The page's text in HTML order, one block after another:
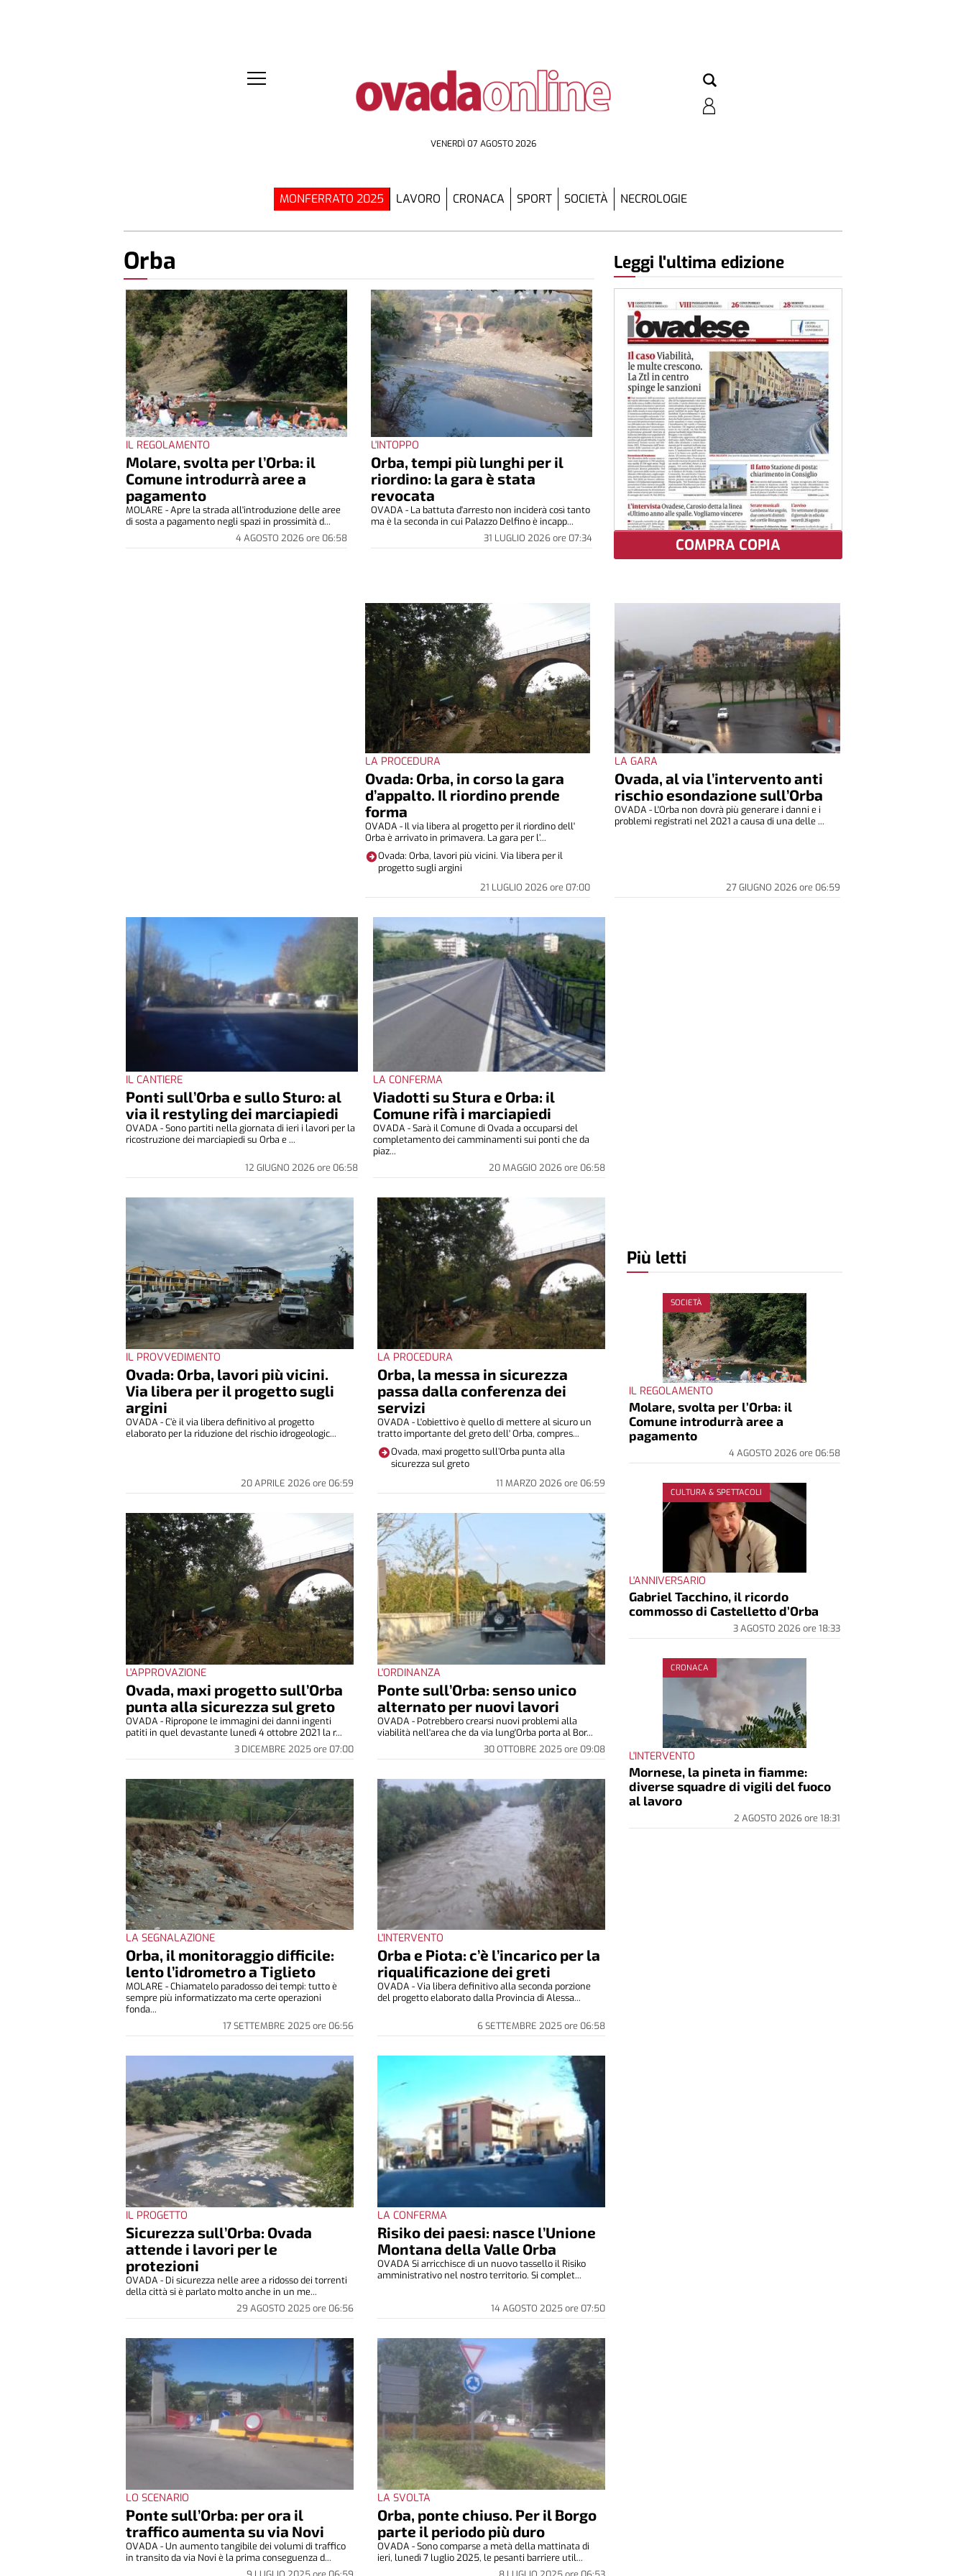
VENERDÌ 07 AGOSTO 2026
MONFERRATO 2025 LAVORO CRONACA SPORT SOCIETÀ NECROLOGIE
Orba
IL REGOLAMENTO
Molare, svolta per l’Orba: il
Comune introdurrà aree a
pagamento
4 AGOSTO 2026ore 06:58
MOLARE - Apre la strada all'introduzione delle aree
di sosta a pagamento negli spazi in prossimità d...
L'INTOPPO
Orba, tempi più lunghi per il
riordino: la gara è stata
revocata
31 LUGLIO 2026ore 07:34
OVADA - La battuta d'arresto non inciderà così tanto
ma è la seconda in cui Palazzo Delfino è incapp...
Leggi l'ultima edizione
COMPRA COPIA
LA PROCEDURA
Ovada: Orba, in corso la gara
d’appalto. Il riordino prende
forma
21 LUGLIO 2026ore 07:00
OVADA - Il via libera al progetto per il riordino dell'
Orba è arrivato in primavera. La gara per l’...
Ovada: Orba, lavori più vicini. Via libera per il
progetto sugli argini
LA GARA
Ovada, al via l’intervento anti
rischio esondazione sull’Orba
27 GIUGNO 2026ore 06:59
OVADA - L'Orba non dovrà più generare i danni e i
problemi registrati nel 2021 a causa di una delle ...
IL CANTIERE
Ponti sull’Orba e sullo Sturo: al
via il restyling dei marciapiedi
12 GIUGNO 2026ore 06:58
OVADA - Sono partiti nella giornata di ieri i lavori per la
ricostruzione dei marciapiedi su Orba e ...
LA CONFERMA
Viadotti su Stura e Orba: il
Comune rifà i marciapiedi
20 MAGGIO 2026ore 06:58
OVADA - Sarà il Comune di Ovada a occuparsi del
completamento dei camminamenti sui ponti che da
piaz...
IL PROVVEDIMENTO
Ovada: Orba, lavori più vicini.
Via libera per il progetto sugli
argini
20 APRILE 2026ore 06:59
OVADA - C’è il via libera definitivo al progetto
elaborato per la riduzione del rischio idrogeologic...
LA PROCEDURA
Orba, la messa in sicurezza
passa dalla conferenza dei
servizi
11 MARZO 2026ore 06:59
OVADA - L'obiettivo è quello di mettere al sicuro un
tratto importante del greto dell' Orba, compres...
Ovada, maxi progetto sull’Orba punta alla
sicurezza sul greto
L'APPROVAZIONE
Ovada, maxi progetto sull’Orba
punta alla sicurezza sul greto
3 DICEMBRE 2025ore 07:00
OVADA - Ripropone le immagini dei danni ingenti
patiti in quel devastante lunedì 4 ottobre 2021 la r...
L'ORDINANZA
Ponte sull’Orba: senso unico
alternato per nuovi lavori
30 OTTOBRE 2025ore 09:08
OVADA - Potrebbero crearsi nuovi problemi alla
viabilità nell'area che da via lung'Orba porta al Bor...
LA SEGNALAZIONE
Orba, il monitoraggio difficile:
lento l’idrometro a Tiglieto
17 SETTEMBRE 2025ore 06:56
MOLARE - Chiamatelo paradosso dei tempi: tutto è
sempre più informatizzato ma certe operazioni
fonda...
L'INTERVENTO
Orba e Piota: c’è l’incarico per la
riqualificazione dei greti
6 SETTEMBRE 2025ore 06:58
OVADA - Via libera definitivo alla seconda porzione
del progetto elaborato dalla Provincia di Alessa...
IL PROGETTO
Sicurezza sull’Orba: Ovada
attende i lavori per le
protezioni
29 AGOSTO 2025ore 06:56
OVADA - Di sicurezza nelle aree a ridosso dei torrenti
della città si è parlato molto anche in un me...
LA CONFERMA
Risiko dei paesi: nasce l’Unione
Montana della Valle Orba
14 AGOSTO 2025ore 07:50
OVADA Si arricchisce di un nuovo tassello il Risiko
amministrativo nel nostro territorio. Si complet...
LO SCENARIO
Ponte sull’Orba: per ora il
traffico aumenta su via Novi
OVADA - Un aumento tangibile dei volumi di traffico
in transito da via Novi è la prima conseguenza d...
LA SVOLTA
Orba, ponte chiuso. Per il Borgo
parte il periodo più duro
OVADA - Sono comparse a metà della mattinata di
ieri, lunedì 7 luglio 2025, le pesanti barriere util...
Più letti
SOCIETÀ
IL REGOLAMENTO
Molare, svolta per l’Orba: il
Comune introdurrà aree a
pagamento
4 AGOSTO 2026ore 06:58
CULTURA & SPETTACOLI
L'ANNIVERSARIO
Gabriel Tacchino, il ricordo
commosso di Castelletto d’Orba
3 AGOSTO 2026ore 18:33
CRONACA
L'INTERVENTO
Mornese, la pineta in fiamme:
diverse squadre di vigili del fuoco
al lavoro
2 AGOSTO 2026ore 18:31